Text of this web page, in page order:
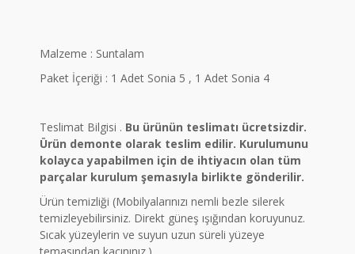
Malzeme : Suntalam
Paket İçeriği : 1 Adet Sonia 5 , 1 Adet Sonia 4
Teslimat Bilgisi . Bu ürünün teslimatı ücretsizdir.
Ürün demonte olarak teslim edilir. Kurulumunu
kolayca yapabilmen için de ihtiyacın olan tüm
parçalar kurulum şemasıyla birlikte gönderilir.
Ürün temizliği (Mobilyalarınızı nemli bezle silerek
temizleyebilirsiniz. Direkt güneş ışığından koruyunuz.
Sıcak yüzeylerin ve suyun uzun süreli yüzeye